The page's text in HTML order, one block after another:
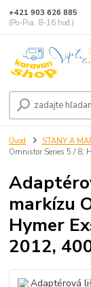
+421 903 626 885
(Po-Pia, 8-16 hod.)
Úvod STANY A
Omnistor Series 5 / 8,
markízu
Hymer
2012,